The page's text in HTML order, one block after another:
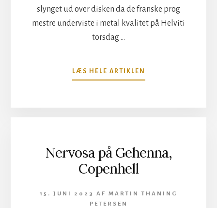
slynget ud over disken da de franske prog
mestre underviste i metal kvalitet på Helviti
torsdag …
LÆS HELE ARTIKLEN
GOJIRA
Nervosa på Gehenna,
Copenhell
15. JUNI 2023 AF MARTIN THANING
PETERSEN